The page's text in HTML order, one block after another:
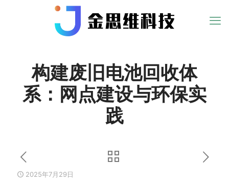
构建废旧电池回收体
系：网点建设与环保实
践
2025年7月29日